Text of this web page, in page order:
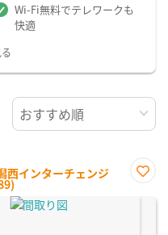
Wi-Fi無料でテレワークも
快適
西インターチェンジ
に入